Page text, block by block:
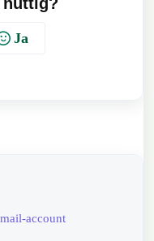
Ja
account